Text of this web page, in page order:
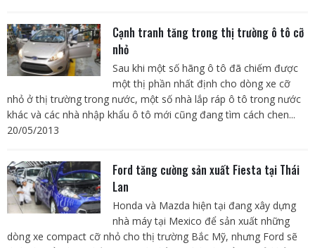
Cạnh tranh tăng trong thị trường ô tô cỡ
nhỏ
Sau khi một số hãng ô tô đã chiếm được
một thị phần nhất định cho dòng xe cỡ
nhỏ ở thị trường trong nước, một số nhà lắp ráp ô tô trong nước
khác và các nhà nhập khẩu ô tô mới cũng đang tìm cách chen...
20/05/2013
Ford tăng cường sản xuất Fiesta tại Thái
Lan
Honda và Mazda hiện tại đang xây dựng
nhà máy tại Mexico để sản xuất những
dòng xe compact cỡ nhỏ cho thị trường Bắc Mỹ, nhưng Ford sẽ